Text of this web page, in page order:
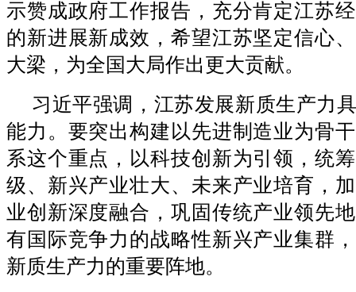
示赞成政府工作报告，充分肯定江苏
的新进展新成效，希望江苏坚定信心
大梁，为全国大局作出更大贡献。
习近平强调，江苏发展新质生产力
能力。要突出构建以先进制造业为骨
系这个重点，以科技创新为引领，统
级、新兴产业壮大、未来产业培育，
业创新深度融合，巩固传统产业领先
有国际竞争力的战略性新兴产业集群
新质生产力的重要阵地。